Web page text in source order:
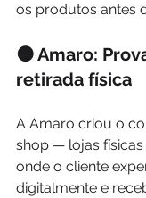
os produtos antes
🟠 Amaro:
retirada física
A Amaro criou o
shop — lojas
onde o cliente
digitalmente e